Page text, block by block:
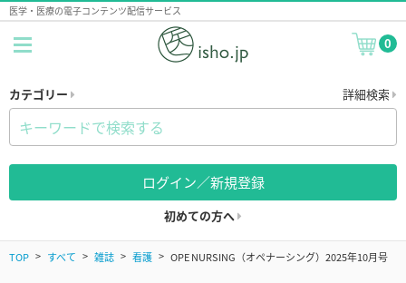
医学・医療の電子コンテンツ配信サービス
0
カテゴリー 詳細検索
ログイン／新規登録
初めての方へ
TOP すべて 雑誌 看護 OPE NURSING（オペナーシング）2025年10月号